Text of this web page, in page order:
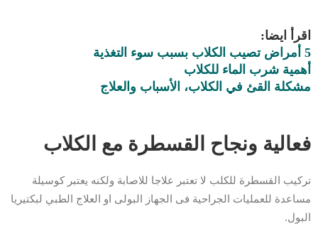
اقرأ ايضا:
5 أمراض تصيب الكلاب بسبب سوء التغذية
أهمية شرب الماء للكلاب
مشكلة القئ في الكلاب، الأسباب والعلاج
فعالية ونجاح القسطرة مع الكلاب
تركيب القسطرة للكلب لا تعتبر علاجا للاصابة ولكنه يعتبر كوسيلة
مساعدة للعمليات الجراحية فى الجهاز البولى او العلاج الطبي لبكتيريا
البول.